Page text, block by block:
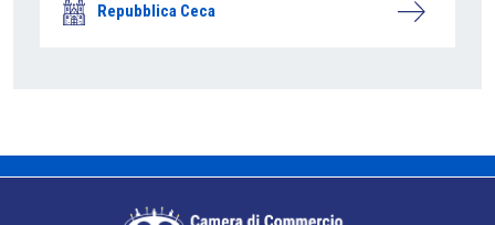
Repubblica Ceca